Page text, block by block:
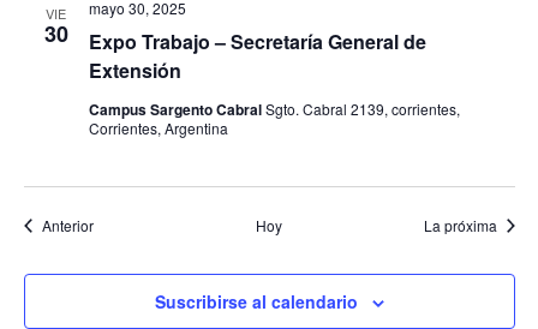
VIE
30
Expo Trabajo – Secretaría General de
Extensión
mayo 30, 2025
Campus Sargento CabralSgto. Cabral 2139, corrientes,
Corrientes, Argentina
AnteriorEventos Hoy La próxima
Suscribirse al calendario